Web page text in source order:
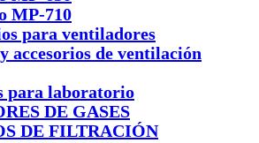
MP-710
para ventiladores
accesorios de ventilación
para laboratorio
DE GASES
DE FILTRACIÓN